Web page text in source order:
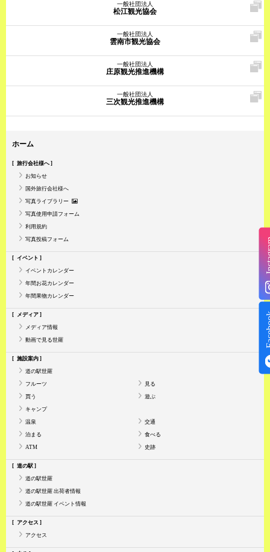
一般社団法人
松江観光協会
一般社団法人
雲南市観光協会
一般社団法人
庄原観光推進機構
一般社団法人
三次観光推進機構
ホーム
旅行会社様へ
お知らせ
国外旅行会社様へ
写真ライブラリー
写真使用申請フォーム
利用規約
写真投稿フォーム
イベント
イベントカレンダー
年間お花カレンダー
年間果物カレンダー
メディア
メディア情報
動画で見る世羅
施設案内
道の駅世羅
フルーツ 見る
買う 遊ぶ
キャンプ
温泉 交通
泊まる 食べる
ATM 史跡
道の駅
道の駅世羅
道の駅世羅 出荷者情報
道の駅世羅 イベント情報
アクセス
アクセス